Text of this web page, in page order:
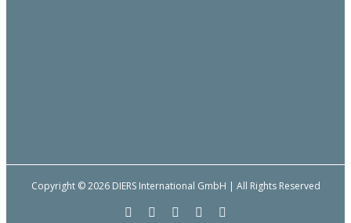
Copyright © 2026 DIERS International GmbH | All Rights Reserved
FacebookYouTubeLinkedIn
Email